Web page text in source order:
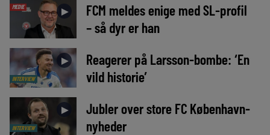
MEDIE ►
FCM meldes enige med SL-profil
– så dyr er han
INTERVIEW
►
Reagerer på Larsson-bombe: ‘En
vild historie’
INTERVIEW
►
Jubler over store FC København-
nyheder